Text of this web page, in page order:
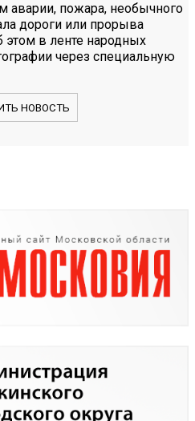
аварии, пожара, необычного
дороги или прорыва
этом в ленте народных
через специальную
НОВОСТЬ